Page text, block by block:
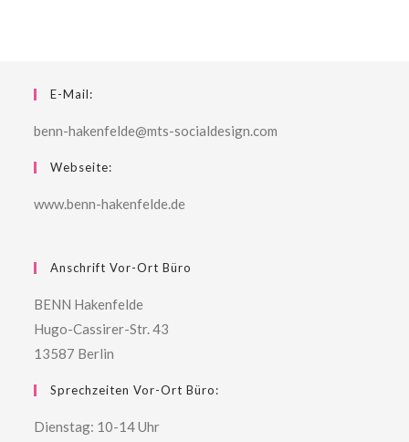
E-Mail:
benn-hakenfelde@mts-socialdesign.com
Webseite:
www.benn-hakenfelde.de
Anschrift Vor-Ort Büro
BENN Hakenfelde
Hugo-Cassirer-Str. 43
13587 Berlin
Sprechzeiten Vor-Ort Büro:
Dienstag: 10-14 Uhr